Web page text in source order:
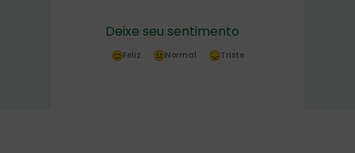
Deixe seu sentimento
Feliz Normal Triste